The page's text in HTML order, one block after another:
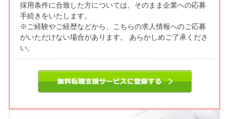
採用条件に合致した方については、そのまま企業への応募
手続きをいたします。
※ご経験やご経歴などから、こちらの求人情報へのご応募
がいただけない場合があります。 あらかしめご了承くださ
い。